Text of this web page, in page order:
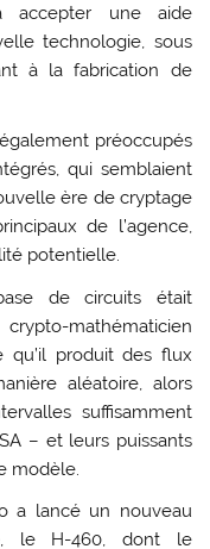
accepter une aide
technologie, sous
à la fabrication de
préoccupés
qui semblaient
ère de cryptage
de l’agence,
potentielle.
de circuits était
mathématicien
qu’il produit des flux
aléatoire, alors
suffisamment
– et leurs puissants
modèle.
a lancé un nouveau
le H-460, dont le